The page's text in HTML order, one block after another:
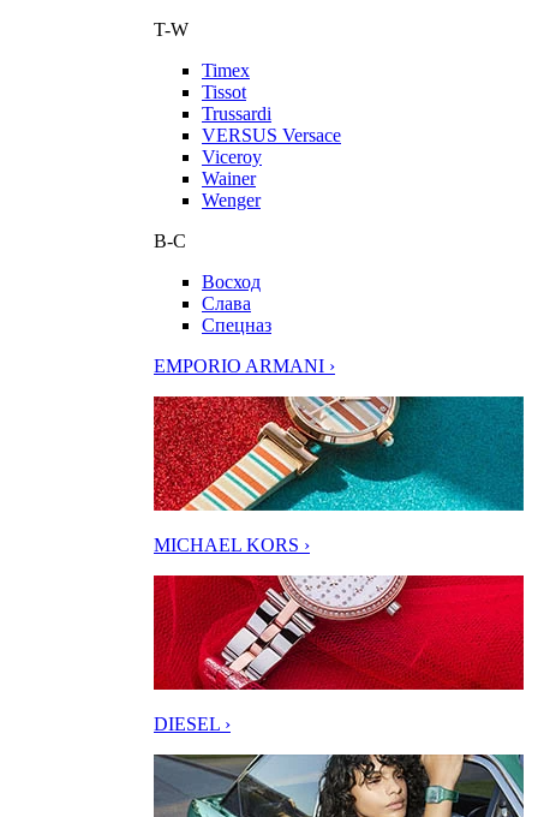
T-W
Timex
Tissot
Trussardi
VERSUS Versace
Viceroy
Wainer
Wenger
В-С
Восход
Слава
Спецназ
EMPORIO ARMANI ›
MICHAEL KORS ›
DIESEL ›